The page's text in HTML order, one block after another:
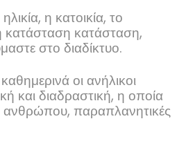
η κατοικία, το
κατάσταση κατάσταση,
στο διαδίκτυο.
οι ανήλικοι
και διαδραστική, η οποία
ανθρώπου, παραπλανητικές